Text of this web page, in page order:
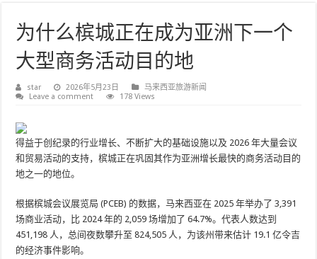
为什么槟城正在成为亚洲下一个
大型商务活动目的地
star 2026年5月23日
马来西亚旅游新闻
Leave a comment
178 Views
得益于创纪录的行业增长、不断扩大的基础设施以及 2026 年大量会议
和贸易活动的支持，槟城正在巩固其作为亚洲增长最快的商务活动目的
地之一的地位。
根据槟城会议展览局 (PCEB) 的数据，马来西亚在 2025 年举办了 3,391
场商业活动，比 2024 年的 2,059 场增加了 64.7%。代表人数达到
451,198 人，总间夜数攀升至 824,505 人，为该州带来估计 19.1 亿令吉
的经济事件影响。